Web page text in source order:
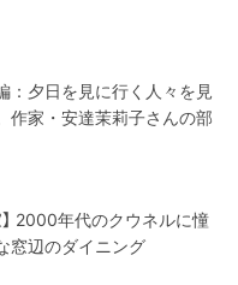
：夕日を見に行く人々を見
作家・安達茉莉子さんの部
】 2000年代のクウネルに憧
窓辺のダイニング